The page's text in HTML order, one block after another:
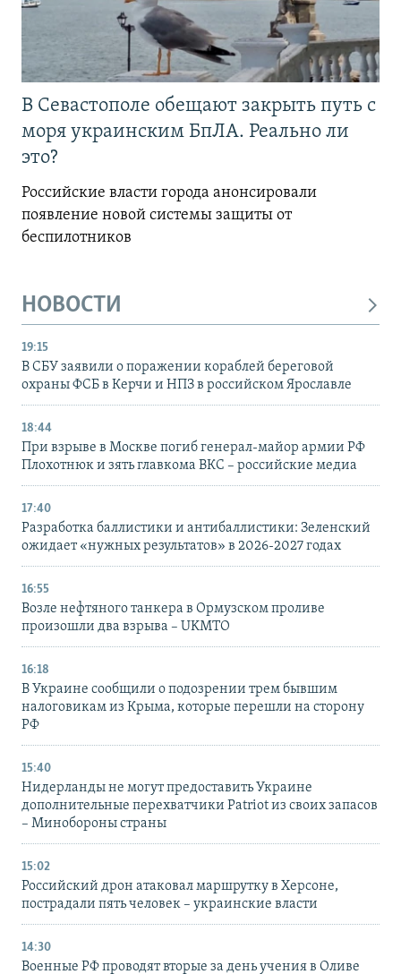
В Севастополе обещают закрыть путь с
моря украинским БпЛА. Реально ли
это?
Российские власти города анонсировали
появление новой системы защиты от
беспилотников
НОВОСТИ
19:15
В СБУ заявили о поражении кораблей береговой
охраны ФСБ в Керчи и НПЗ в российском Ярославле
18:44
При взрыве в Москве погиб генерал-майор армии РФ
Плохотнюк и зять главкома ВКС – российские медиа
17:40
Разработка баллистики и антибаллистики: Зеленский
ожидает «нужных результатов» в 2026-2027 годах
16:55
Возле нефтяного танкера в Ормузском проливе
произошли два взрыва – UKMTO
16:18
В Украине сообщили о подозрении трем бывшим
налоговикам из Крыма, которые перешли на сторону
РФ
15:40
Нидерланды не могут предоставить Украине
дополнительные перехватчики Patriot из своих запасов
– Минобороны страны
15:02
Российский дрон атаковал маршрутку в Херсоне,
пострадали пять человек – украинские власти
14:30
Военные РФ проводят вторые за день учения в Оливе